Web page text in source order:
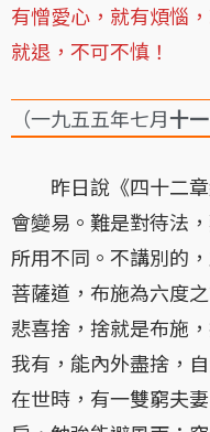
有憎愛心，就有煩惱
就退，不可不慎！
（一九五五年七月十
昨日說《四十二章
會變易。難是對待法
所用不同。不講別的
菩薩道，布施為六度
悲喜捨，捨就是布施
我有，能內外盡捨，
在世時，有一雙窮夫